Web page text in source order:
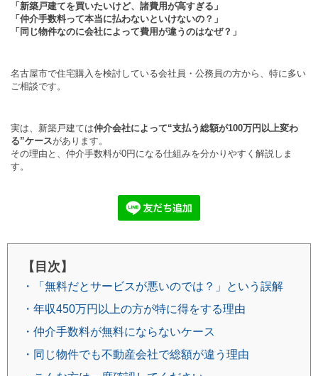
「新築戸建てを買いたいけど、諸費用が高すぎる」
「仲介手数料って本当に払わないといけないの？」
「同じ物件なのに会社によって費用が違うのはなぜ？」
名古屋市で住宅購入を検討している会社員・公務員の方から、特に多い
ご相談です。
実は、新築戸建ては仲介会社によって“支払う総額が100万円以上変わ
る”ケースがあります。
その理由と、仲介手数料が0円になる仕組みを分かりやすく解説しま
す。
【目次】
・「無料だとサービスが悪いのでは？」という誤解
・年収450万円以上の方が特に得をする理由
・仲介手数料が無料にならないケース
・同じ物件でも不動産会社で総額が違う理由